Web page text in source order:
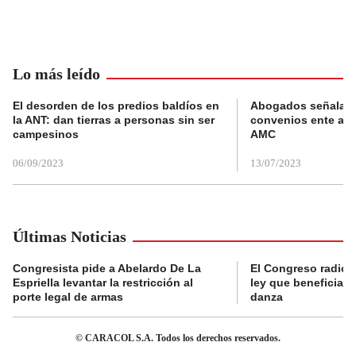
Lo más leído
El desorden de los predios baldíos en
la ANT: dan tierras a personas sin ser
campesinos
06/09/2023
Abogados
convenios ente
AMC
13/07/2023
Últimas Noticias
Congresista pide a Abelardo De La
Espriella levantar la restricción al
porte legal de armas
El Congreso
ley que beneficia
danza
© CARACOL S.A. Todos los derechos reservados.